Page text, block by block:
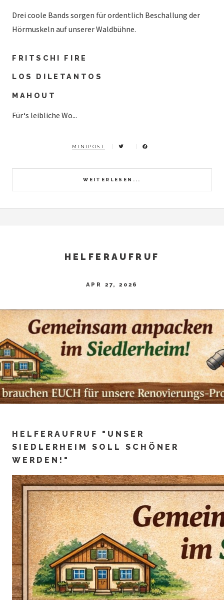
Drei coole Bands sorgen für ordentlich Beschallung der
Hörmuskeln auf unserer Waldbühne.
FRITSCHI FIRE
LOS DILETANTOS
MAHOUT
Für‘s leibliche Wo...
WEITERLESEN...
MINIPOST
HELFERAUFRUF
APR 27, 2026
HELFERAUFRUF "UNSER
SIEDLERHEIM SOLL SCHÖNER
WERDEN!"